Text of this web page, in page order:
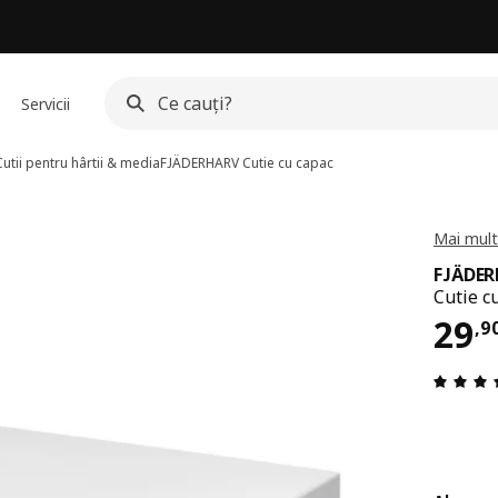
Servicii
pentru hârtii & mediaFJÄDERHARV Cutie cu capac
Mai
Cutie
29,